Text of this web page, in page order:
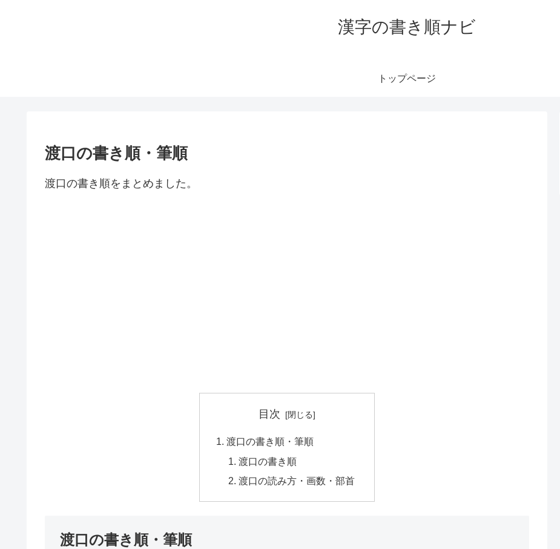
漢字の書き順ナビ
トップページ
渡口の書き順・筆順
渡口の書き順をまとめました。
目次
渡口の書き順・筆順
渡口の書き順
渡口の読み方・画数・部首
渡口の書き順・筆順